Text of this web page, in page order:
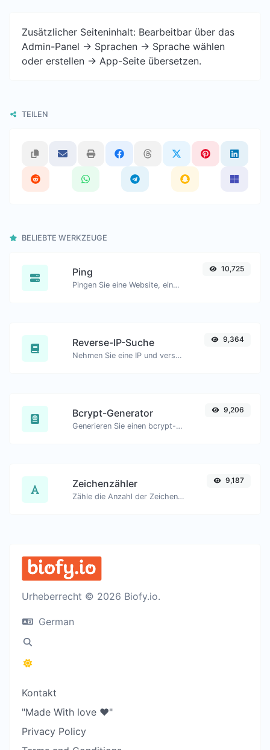
Zusätzlicher Seiteninhalt: Bearbeitbar über das
Admin-Panel -> Sprachen -> Sprache wählen
oder erstellen -> App-Seite übersetzen.
TEILEN
BELIEBTE WERKZEUGE
Ping
Pingen Sie eine Website, einen Server oder einen Port.
10,725
Reverse-IP-Suche
Nehmen Sie eine IP und versuchen Sie, die damit verbundene Domain/Host zu finden.
9,364
Bcrypt-Generator
Generieren Sie einen bcrypt-Passworthash für jede Zeichenfolge.
9,206
Zeichenzähler
Zähle die Anzahl der Zeichen und Wörter eines gegebenen Textes.
9,187
Urheberrecht © 2026 Biofy.io.
German
Kontakt
"Made With love ❤️"
Privacy Policy